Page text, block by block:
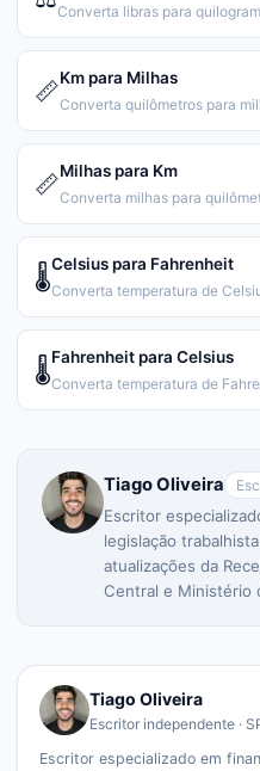
Converta libras para
📏Km para Milhas
Converta quilômetros para
📏Milhas para Km
Converta milhas para
🌡️Celsius para Fahrenheit
Converta temperatura de
🌡️Fahrenheit para Celsius
Converta temperatura de
Tiago Oliveira
Escritor
legislação
atualizações da
Central e Ministério
Tiago Oliveira
Escritor independente ·
Escritor especializado em